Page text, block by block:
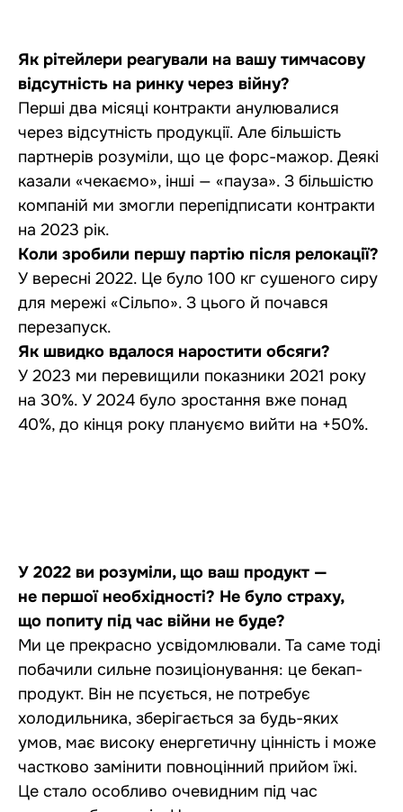
Як рітейлери реагували на вашу тимчасову
відсутність на ринку через війну?
Перші два місяці контракти анулювалися
через відсутність продукції. Але більшість
партнерів розуміли, що це форс-мажор. Деякі
казали «чекаємо», інші — «пауза». З більшістю
компаній ми змогли перепідписати контракти
на 2023 рік.
Коли зробили першу партію після релокації?
У вересні 2022. Це було 100 кг сушеного сиру
для мережі «Сільпо». З цього й почався
перезапуск.
Як швидко вдалося наростити обсяги?
У 2023 ми перевищили показники 2021 року
на 30%. У 2024 було зростання вже понад
40%, до кінця року плануємо вийти на +50%.
У 2022 ви розуміли, що ваш продукт —
не першої необхідності? Не було страху,
що попиту під час війни не буде?
Ми це прекрасно усвідомлювали. Та саме тоді
побачили сильне позиціонування: це бекап-
продукт. Він не псується, не потребує
холодильника, зберігається за будь-яких
умов, має високу енергетичну цінність і може
частково замінити повноцінний прийом їжі.
Це стало особливо очевидним під час